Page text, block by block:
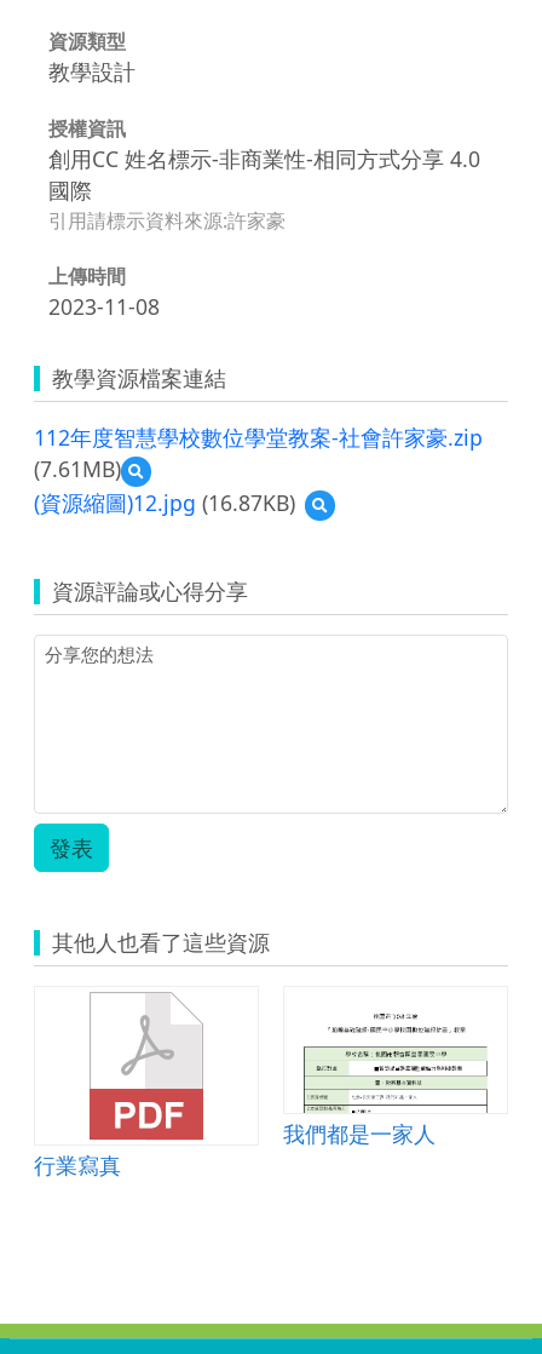
資源類型
教學設計
授權資訊
創用CC 姓名標示-非商業性-相同方式分享 4.0
國際
引用請標示資料來源:許家豪
上傳時間
2023-11-08
教學資源檔案連結
112年度智慧學校數位學堂教案-社會許家豪.zip
(7.61MB)
預
覽
112
智
慧
學
校
社
(資源縮圖)12.jpg (16.87KB)
預
覽
圖)12.jpg
資源評論或心得分享
發表
其他人也看了這些資源
行業寫真
我們都是一家人